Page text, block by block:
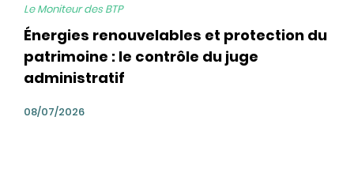
Le Moniteur des BTP
Énergies renouvelables et protection du
patrimoine : le contrôle du juge
administratif
08/07/2026